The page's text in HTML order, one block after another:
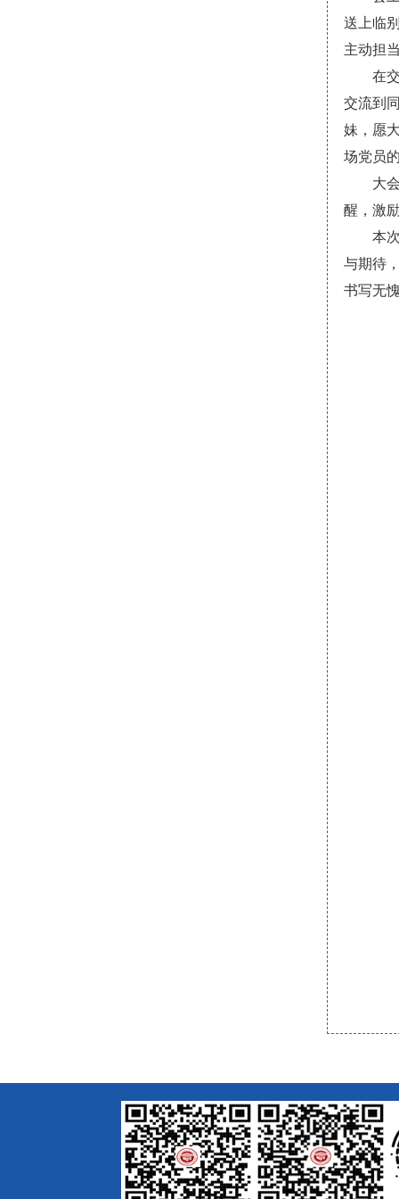
送上临
主动担
在
交流到
妹，愿
场党员
大
醒，激
本
与期待
书写无